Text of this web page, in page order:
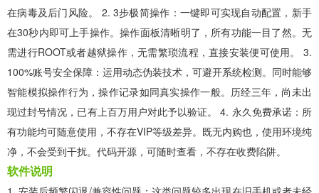
在病毒及后门风险。 2. 3步极简操作：一键即可实现自动配置，新手
在30秒内即可上手操作。操作面板清晰明了，所有功能一目了然。无
需进行ROOT或者越狱操作，无需繁琐流程，直接安装便可使用。 3.
100%账号安全保障：运用动态伪装技术，可避开系统检测。同时能够
智能模拟操作行为，操作记录如同真实操作一般。历经三年，尚未出
现过封号情况，已有上百万用户对此予以验证。 4. 永久免费承诺：所
有功能均可随意使用，不存在VIP等级差异。既无内购也，使用环境纯
净，不会受到干扰。代码开源，可随时查看，不存在收费陷阱。
软件说明